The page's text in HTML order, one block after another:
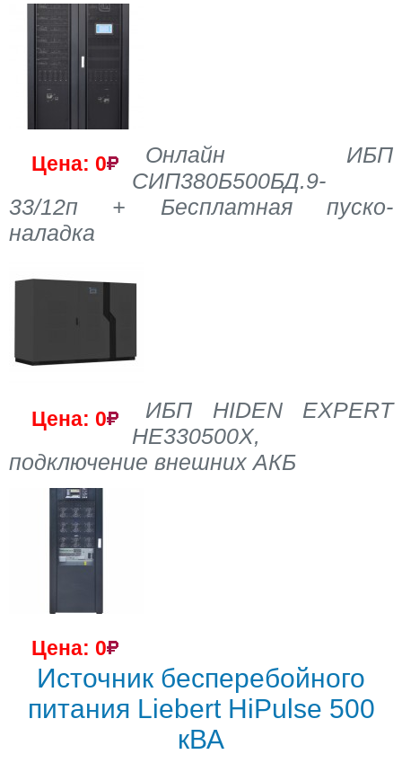
Цена: 0
Онлайн ИБП
СИП380Б500БД.9-
33/12п + Бесплатная пуско-
наладка
Цена: 0
ИБП HIDEN EXPERT
HE330500X,
подключение внешних АКБ
Цена: 0
Источник бесперебойного
питания Liebert HiPulse 500
кВА